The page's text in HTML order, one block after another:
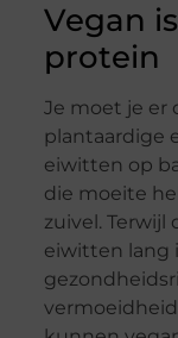
Vegan
protein
Je moet je er
plantaardige
eiwitten op
die moeite
zuivel.
eiwitten lang